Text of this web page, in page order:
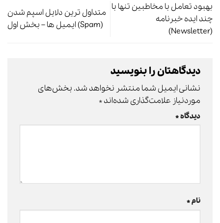
بهبود تعامل با مخاطبین تنها با
چند ایده خبرنامه
(Newsletter)
متداول ترین دلایل اسپم شدن
(Spam) ایمیل ها – بخش اول
دیدگاهتان را بنویسید
نشانی ایمیل شما منتشر نخواهد شد. بخش‌های
موردنیاز علامت‌گذاری شده‌اند*
دیدگاه*
نام*